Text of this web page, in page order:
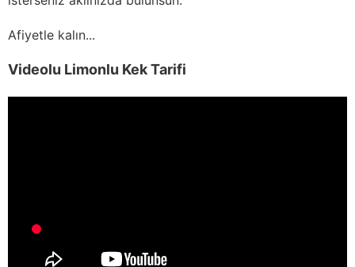
Afiyetle kalın...
Videolu Limonlu Kek Tarifi